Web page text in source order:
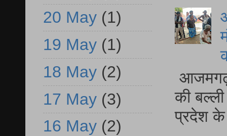
आजमगढ़
की
प्रदेश
20 May (1)
19 May (1)
18 May (2)
17 May (3)
16 May (2)